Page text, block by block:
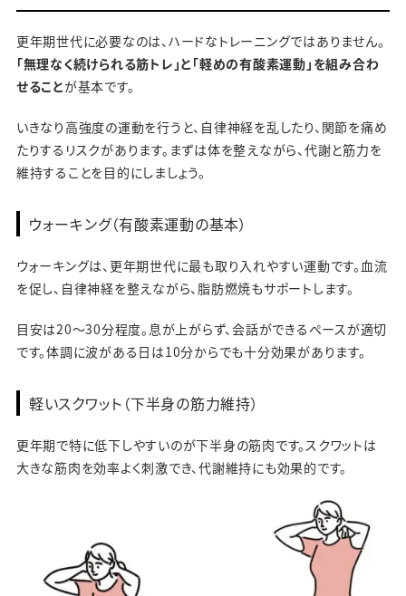
更年期世代に必要なのは、ハードなトレーニングではありません。
「無理なく続けられる筋トレ」と「軽めの有酸素運動」を組み合わ
せることが基本です。
いきなり高強度の運動を行うと、自律神経を乱したり、関節を痛め
たりするリスクがあります。まずは体を整えながら、代謝と筋力を
維持することを目的にしましょう。
ウォーキング（有酸素運動の基本）
ウォーキングは、更年期世代に最も取り入れやすい運動です。血流
を促し、自律神経を整えながら、脂肪燃焼もサポートします。
目安は20〜30分程度。息が上がらず、会話ができるペースが適切
です。体調に波がある日は10分からでも十分効果があります。
軽いスクワット（下半身の筋力維持）
更年期で特に低下しやすいのが下半身の筋肉です。スクワットは
大きな筋肉を効率よく刺激でき、代謝維持にも効果的です。